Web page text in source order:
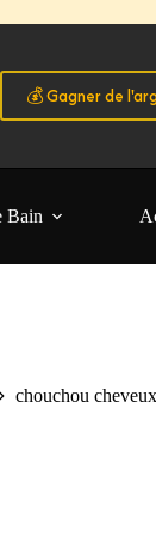
💰 Gagner de
Bain
chouchou